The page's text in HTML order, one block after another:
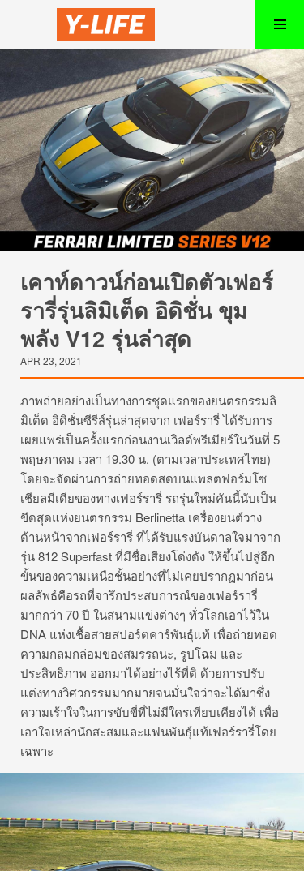
เคาท์ดาวน์ก่อนเปิดตัวเฟอร์
รารี่รุ่นลิมิเต็ด อิดิชั่น ขุม
พลัง V12 รุ่นล่าสุด
APR 23, 2021
ภาพถ่ายอย่างเป็นทางการชุดแรกของยนตรกรรมลิ
มิเต็ด อิดิชั่นซีรีส์รุ่นล่าสุดจาก เฟอร์รารี่ ได้รับการ
เผยแพร่เป็นครั้งแรกก่อนงานเวิลด์พรีเมียร์ในวันที่ 5
พฤษภาคม เวลา 19.30 น. (ตามเวลาประเทศไทย)
โดยจะจัดผ่านการถ่ายทอดสดบนแพลตฟอร์มโซ
เชียลมีเดียของทางเฟอร์รารี่ รถรุ่นใหม่คันนี้นับเป็น
ขีดสุดแห่งยนตรกรรม Berlinetta เครื่องยนต์วาง
ด้านหน้าจากเฟอร์รารี่ ที่ได้รับแรงบันดาลใจมาจาก
รุ่น 812 Superfast ที่มีชื่อเสียงโด่งดัง ให้ขึ้นไปสู่อีก
ขั้นของความเหนือชั้นอย่างที่ไม่เคยปรากฏมาก่อน
ผลลัพธ์คือรถที่จารึกประสบการณ์ของเฟอร์รารี่
มากกว่า 70 ปี ในสนามแข่งต่างๆ ทั่วโลกเอาไว้ใน
DNA แห่งเชื้อสายสปอร์ตคาร์พันธุ์แท้ เพื่อถ่ายทอด
ความกลมกล่อมของสมรรถนะ, รูปโฉม และ
ประสิทธิภาพ ออกมาได้อย่างไร้ที่ติ ด้วยการปรับ
แต่งทางวิศวกรรมมากมายจนมั่นใจว่าจะได้มาซึ่ง
ความเร้าใจในการขับขี่ที่ไม่มีใครเทียบเคียงได้ เพื่อ
เอาใจเหล่านักสะสมและแฟนพันธุ์แท้เฟอร์รารี่โดย
เฉพาะ